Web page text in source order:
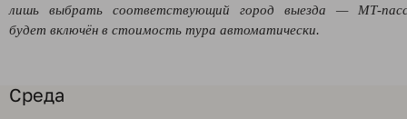
лишь выбрать соответствующий город выезда — МТ-
будет включён в стоимость тура автоматически.
Среда